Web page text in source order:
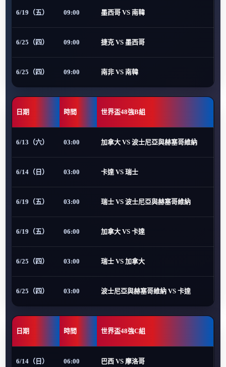
6/19（五） 09:00 墨西哥 VS 南韓
6/25（四） 09:00 捷克 VS 墨西哥
6/25（四） 09:00 南非 VS 南韓
日期 時間 世界盃48強B組
6/13（六） 03:00 加拿大 VS 波士尼亞與赫塞哥維納
6/14（日） 03:00 卡達 VS 瑞士
6/19（五） 03:00 瑞士 VS 波士尼亞與赫塞哥維納
6/19（五） 06:00 加拿大 VS 卡達
6/25（四） 03:00 瑞士 VS 加拿大
6/25（四） 03:00 波士尼亞與赫塞哥維納 VS 卡達
日期 時間 世界盃48強C組
6/14（日） 06:00 巴西 VS 摩洛哥